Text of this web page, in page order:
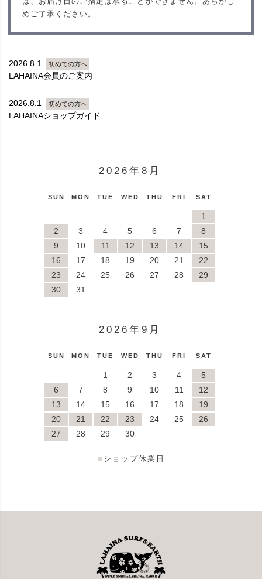
めご了承ください。
2026.8.1 初めての方へ
LAHAINA会員のご案内
2026.8.1 初めての方へ
LAHAINAショップガイド
2026年8月
SUN MON TUE WED THU FRI SAT
1
2
3 4 5 6 7
8
9
10 11 12 13 14
15
16
17 18 19 20 21
22
23
24 25 26 27 28
29
30
31
2026年9月
SUN MON TUE WED THU FRI SAT
1 2 3 4
5
6
7 8 9 10 11
12
13
14 15 16 17 18
19
20
21 22 23 24 25
26
27
28 29 30
■ ショップ休業日